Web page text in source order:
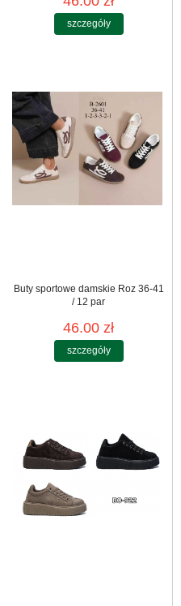
szczegóły
Buty sportowe damskie Roz 36-41
/ 12 par
46.00 zł
szczegóły